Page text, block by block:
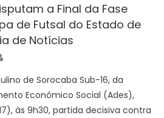
a Final da Fase
de Futsal do Estado de
de Notícias
de Sorocaba Sub-16, da
Econômico Social (Ades),
às 9h30, partida decisiva contra